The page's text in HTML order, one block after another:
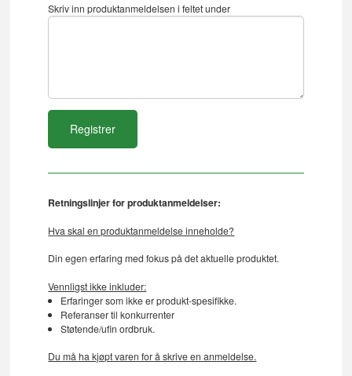
Skriv inn produktanmeldelsen i feltet under
Retningslinjer for produktanmeldelser:
Hva skal en produktanmeldelse inneholde?
Din egen erfaring med fokus på det aktuelle produktet.
Vennligst ikke inkluder:
Erfaringer som ikke er produkt-spesifikke.
Referanser til konkurrenter
Støtende/ufin ordbruk.
Du må ha kjøpt varen for å skrive en anmeldelse.